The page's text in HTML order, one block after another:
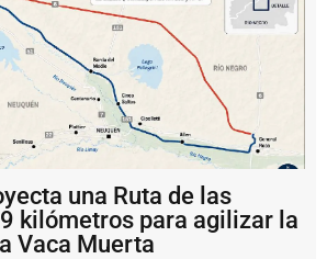
una Ruta de las
kilómetros para agilizar la
Vaca Muerta